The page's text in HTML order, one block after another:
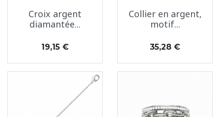
Croix argent
diamantée...
Prix
19,15 €
Collier en argent,
motif...
Prix
35,28 €